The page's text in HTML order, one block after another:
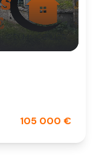
105 000 €